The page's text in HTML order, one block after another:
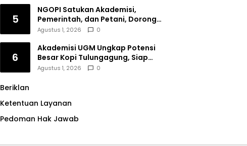
5
NGOPI Satukan Akademisi,
Pemerintah, dan Petani, Dorong
Konservasi Hutan serta Daya
Agustus 1, 2026 0
6
Akademisi UGM Ungkap Potensi
Besar Kopi Tulungagung, Siap
Bersaing di Pasar Nasional hingga
Agustus 1, 2026 0
Beriklan
Ketentuan Layanan
Pedoman Hak Jawab